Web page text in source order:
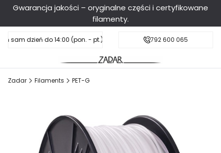
Gwarancja jakości – oryginalne części i certyfikowane
filamenty.
sam dzień do 14:00 (pon. - pt.), sobota do 11:00Darmowa dostawa od 199 zł
792 600 065
Zadar Filaments PET-G